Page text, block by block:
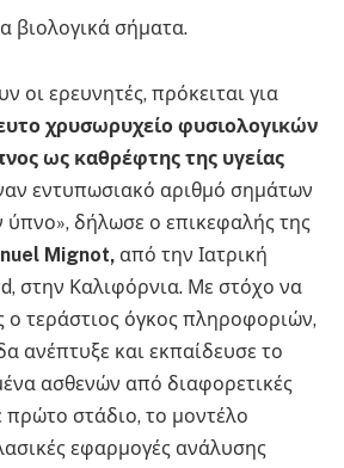
βιολογικά σήματα.
οι ερευνητές, πρόκειται για
χρυσωρυχείο φυσιολογικών
ως καθρέφτης της υγείας
εντυπωσιακό αριθμό σημάτων
ύπνο», δήλωσε ο επικεφαλής της
Mignot, από την Ιατρική
στην Καλιφόρνια. Με στόχο να
ο τεράστιος όγκος πληροφοριών,
ανέπτυξε και εκπαίδευσε το
ασθενών από διαφορετικές
πρώτο στάδιο, το μοντέλο
εφαρμογές ανάλυσης